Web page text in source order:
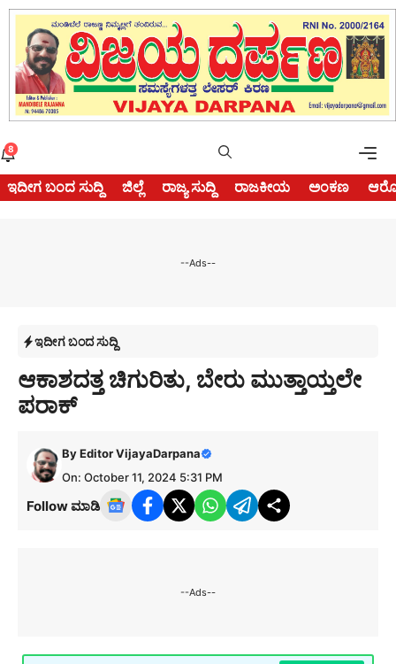
Skip
content
8
ಇದೀಗ ಬಂದ ಸುದ್ದಿ ಜಿಲ್ಲೆ ರಾಜ್ಯ ಸುದ್ದಿ ರಾಜಕೀಯ ಅಂಕಣ
--Ads--
ಇದೀಗ ಬಂದ ಸುದ್ದಿ
ಆಕಾಶದತ್ತ ಚಿಗುರಿತು, ಬೇರು ಮುತ್ತಾಯ್ತಲೇ
ಪರಾಕ್
ByEditor VijayaDarpana
On: October 11, 2024 5:31 PM
Follow ಮಾಡಿ
--Ads--